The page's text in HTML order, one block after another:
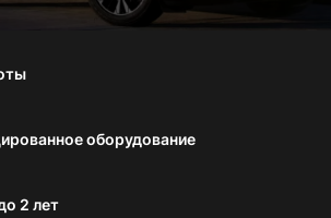
оборудование
2 лет